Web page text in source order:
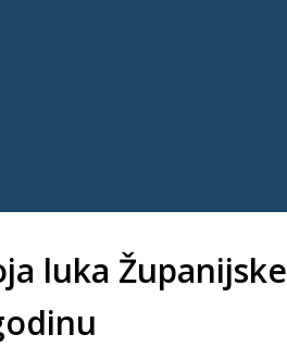
luka Županijske